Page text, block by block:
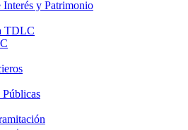
Interés y Patrimonio
TDLC
Públicas